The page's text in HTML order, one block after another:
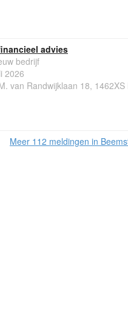
advies
bedrijf
2026
van Randwijklaan 18,
Meer 112 meldingen in